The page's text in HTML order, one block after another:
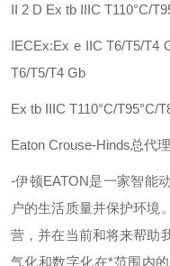
II 2 D Ex tb IIIC T110°C/
IECEx:Ex e IIC T6/T5/T4
T6/T5/T4 Gb
Ex tb IIIC T110°C/T95°C/
Eaton Crouse-Hinds总代
-伊顿EATON是一家智能
户的生活质量并保护环境
营，并在当前和将来帮助
气化和数字化在*范围内